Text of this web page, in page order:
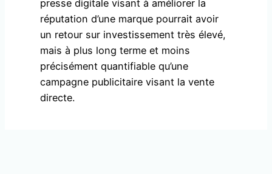
presse digitale visant à améliorer la
réputation d’une marque pourrait avoir
un retour sur investissement très élevé,
mais à plus long terme et moins
précisément quantifiable qu’une
campagne publicitaire visant la vente
directe.